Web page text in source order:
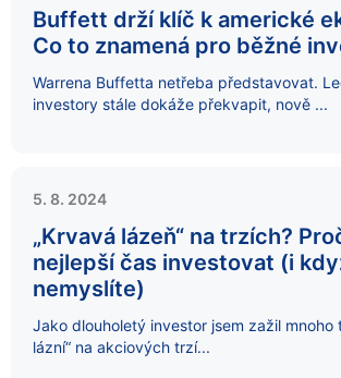
Buffett drží klíč k americké
Co to znamená pro běžné
Warrena Buffetta netřeba představovat.
investory stále dokáže překvapit, nově ...
5. 8. 2024
„Krvavá lázeň“ na trzích?
nejlepší čas investovat (i
nemyslíte)
Jako dlouholetý investor jsem zažil mnoho
lázní“ na akciových trzí...